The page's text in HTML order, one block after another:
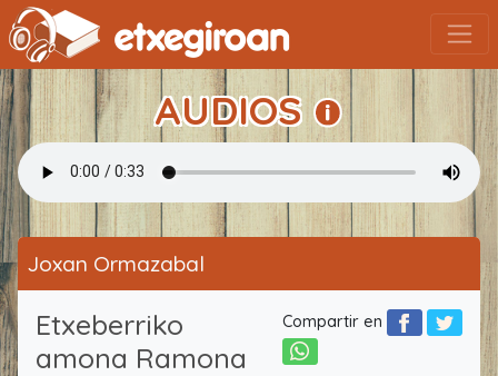
AUDIOS
Joxan Ormazabal
Compartir en
Etxeberriko
amona Ramona